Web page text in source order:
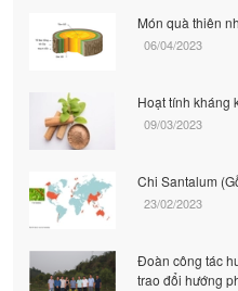
Món quà thiên
06/04/2023
Hoạt tính kháng
09/03/2023
Chi Santalum
23/02/2023
Đoàn công tác
trao đổi hướng